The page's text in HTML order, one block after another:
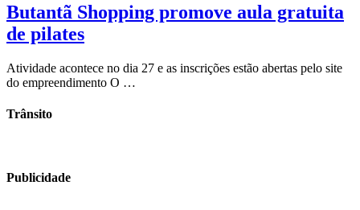
Butantã Shopping promove aula gratuita
de pilates
Atividade acontece no dia 27 e as inscrições estão abertas pelo site
do empreendimento O …
Trânsito
Publicidade